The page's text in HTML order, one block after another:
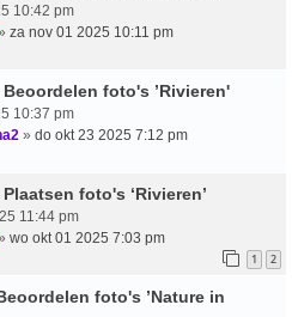
10:42 pm
za nov 01 2025 10:11 pm
foto's ’Rivieren'
10:37 pm
» do okt 23 2025 7:12 pm
foto's ‘Rivieren’
11:44 pm
wo okt 01 2025 7:03 pm
1 2
foto's ’Nature in